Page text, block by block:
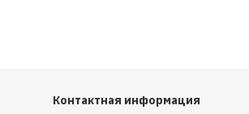
Контактная информация